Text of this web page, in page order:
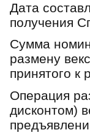
Дата
получения
Сумма
размену
принятого к
Операция
дисконтом)